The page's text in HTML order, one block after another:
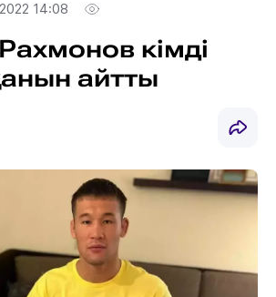
14:08
кімді
айтты